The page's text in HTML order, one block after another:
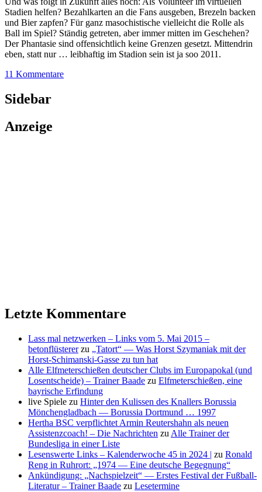
Stadien helfen? Bezahlkarten an die Fans ausgeben, Brezeln backen
und Bier zapfen? Für ganz masochistische vielleicht die Rolle als
Ball im Spiel? Ständig getreten, aber immer mitten im Geschehen?
Der Phantasie sind offensichtlich keine Grenzen gesetzt. Mittendrin
eben, statt nur … leibhaftig im Stadion sein ist ja soo 2011.
11 Kommentare
Sidebar
Anzeige
Letzte Kommentare
Lass mal netzwerken – Links vom 5. Mai 2015 –
betonflüstererzu „Tatort“ — Was Horst Szymaniak mit der
Horst-Schimanski-Gasse zu tun hat
Alle Elfmeterschießen deutscher Clubs im Europapokal (und
Losentscheide) – Trainer Baade zu Elfmeterschießen, eine
bayrische Erfindung
live Spiele zu Hinter den Kulissen des Knallers Borussia
Mönchengladbach — Borussia Dortmund … 1997
Hertha BSC verpflichtet Armin Reutershahn als neuen
Assistenzcoach! – Die Nachrichten zu Alle Trainer der
Bundesliga in einer Liste
Lesenswerte Links – Kalenderwoche 45 in 2024 | zu Ronald
Reng in Ruhrort: „1974 — Eine deutsche Begegnung“
Ankündigung: „Nachspielzeit“ — Erstes Festival der Fußball-
Literatur – Trainer Baade zu Lesetermine